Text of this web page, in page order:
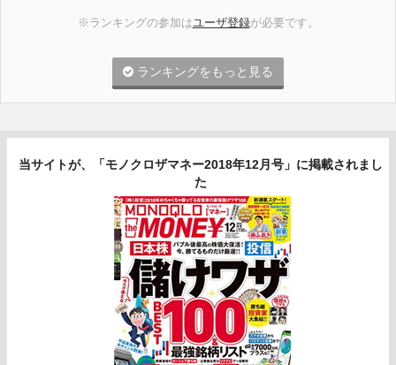
※ランキングの参加はユーザ登録が必要です。
ランキングをもっと見る
当サイトが、「モノクロザマネー2018年12月号」に掲載されまし
た